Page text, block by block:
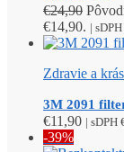
€24,90
€14,90. | sDPH
Zdravie a
3M 2091
€11,90 | sDPH
-39%